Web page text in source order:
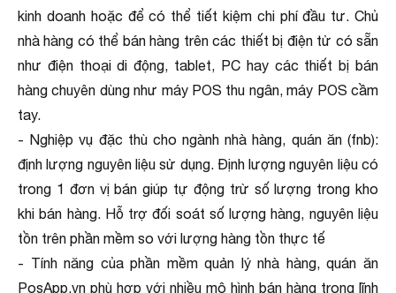
kinh doanh hoặc để có thể tiết kiệm chi phí đầu tư. Chủ
nhà hàng có thể bán hàng trên các thiết bị điện tử có sẵn
như điện thoại di động, tablet, PC hay các thiết bị bán
hàng chuyên dùng như máy POS thu ngân, máy POS cầm
tay.
- Nghiệp vụ đặc thù cho ngành nhà hàng, quán ăn (fnb):
định lượng nguyên liệu sử dụng. Định lượng nguyên liệu có
trong 1 đơn vị bán giúp tự động trừ số lượng trong kho
khi bán hàng. Hỗ trợ đối soát số lượng hàng, nguyên liệu
tồn trên phần mềm so với lượng hàng tồn thực tế
- Tính năng của phần mềm quản lý nhà hàng, quán ăn
PosApp.vn phù hợp với nhiều mô hình bán hàng trong lĩnh